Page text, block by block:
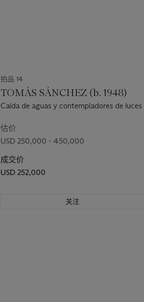
拍品 14
TOMÁS SÁNCHEZ (b. 1948)
Caída de aguas y contempladores de luces
估价
USD 250,000 - 450,000
成交价
USD 252,000
关注